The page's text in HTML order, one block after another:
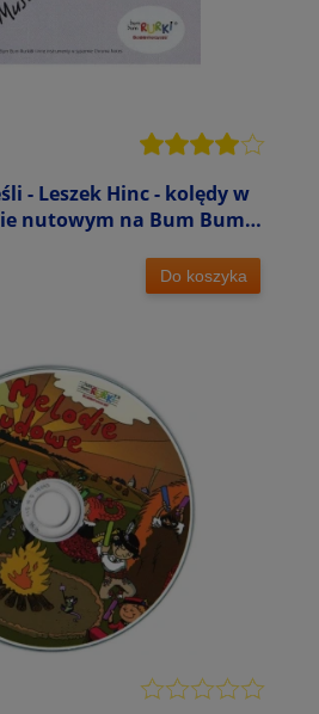
- Leszek Hinc - kolędy w
nutowym na Bum Bum
Do koszyka